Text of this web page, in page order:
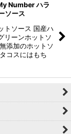
Number ハラ
ソース
トソース 国産ハ
リーンホットソ
添加のホットソ
コスにはもち